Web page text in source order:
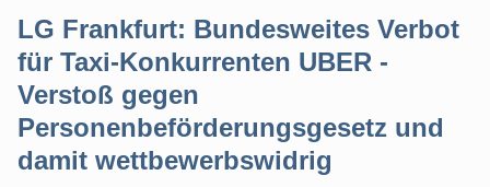
LG Frankfurt: Bundesweites Verbot
für Taxi-Konkurrenten UBER -
Verstoß gegen
Personenbeförderungsgesetz und
damit wettbewerbswidrig